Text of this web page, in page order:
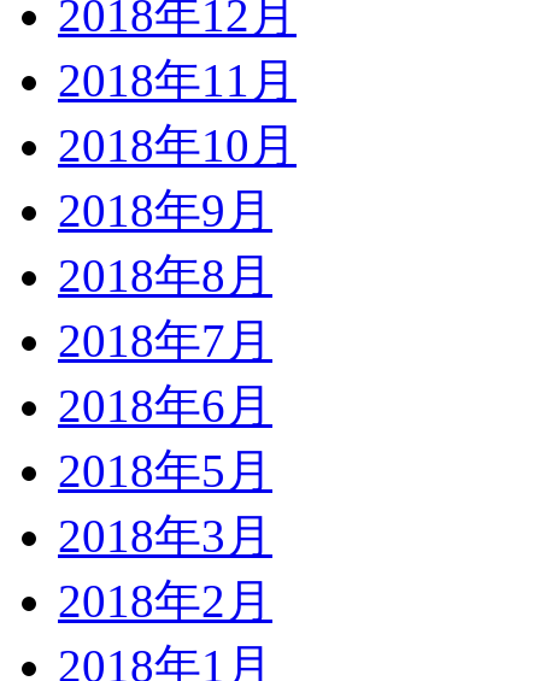
2018年12月
2018年11月
2018年10月
2018年9月
2018年8月
2018年7月
2018年6月
2018年5月
2018年3月
2018年2月
2018年1月